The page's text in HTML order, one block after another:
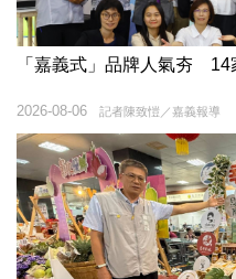
「嘉義式」品牌人氣夯 14
記者陳致愷／嘉義報導
2026-08-06